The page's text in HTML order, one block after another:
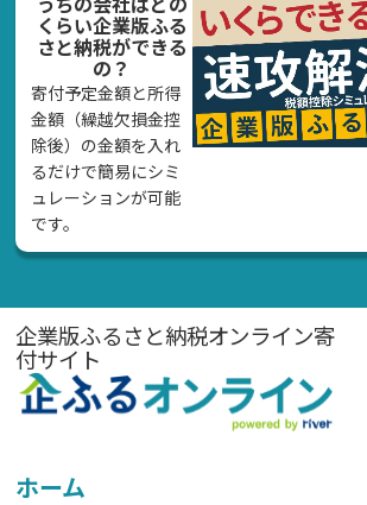
くらい企業版ふる
さと納税ができる
の？
寄付予定金額と所得
金額（繰越欠損金控
除後）の金額を入れ
るだけで簡易にシミ
ュレーションが可能
です。
企業版ふるさと納税オンライン寄
付サイト
ホーム